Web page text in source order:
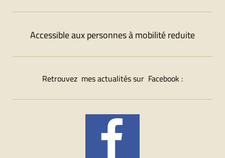
Accessible aux personnes à mobilité reduite
Retrouvez mes actualités sur Facebook :